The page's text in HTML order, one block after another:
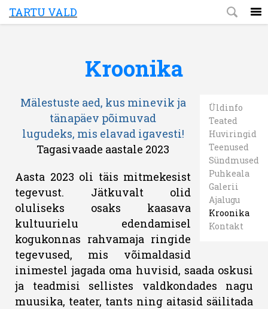
TARTU VALD
Kroonika
Üldinfo
Teated
Huviringid
Teenused
Sündmused
Puhkeala
Galerii
Ajalugu
Kroonika
Kontakt
Mälestuste aed, kus minevik ja
tänapäev põimuvad
lugudeks, mis elavad igavesti!
Tagasivaade aastale 2023
Aasta 2023 oli täis mitmekesist
tegevust. Jätkuvalt olid
oluliseks osaks kaasava
kultuurielu edendamisel
kogukonnas rahvamaja ringide
tegevused, mis võimaldasid
inimestel jagada oma huvisid, saada oskusi
ja teadmisi sellistes valdkondades nagu
muusika, teater, tants ning aitasid säilitada